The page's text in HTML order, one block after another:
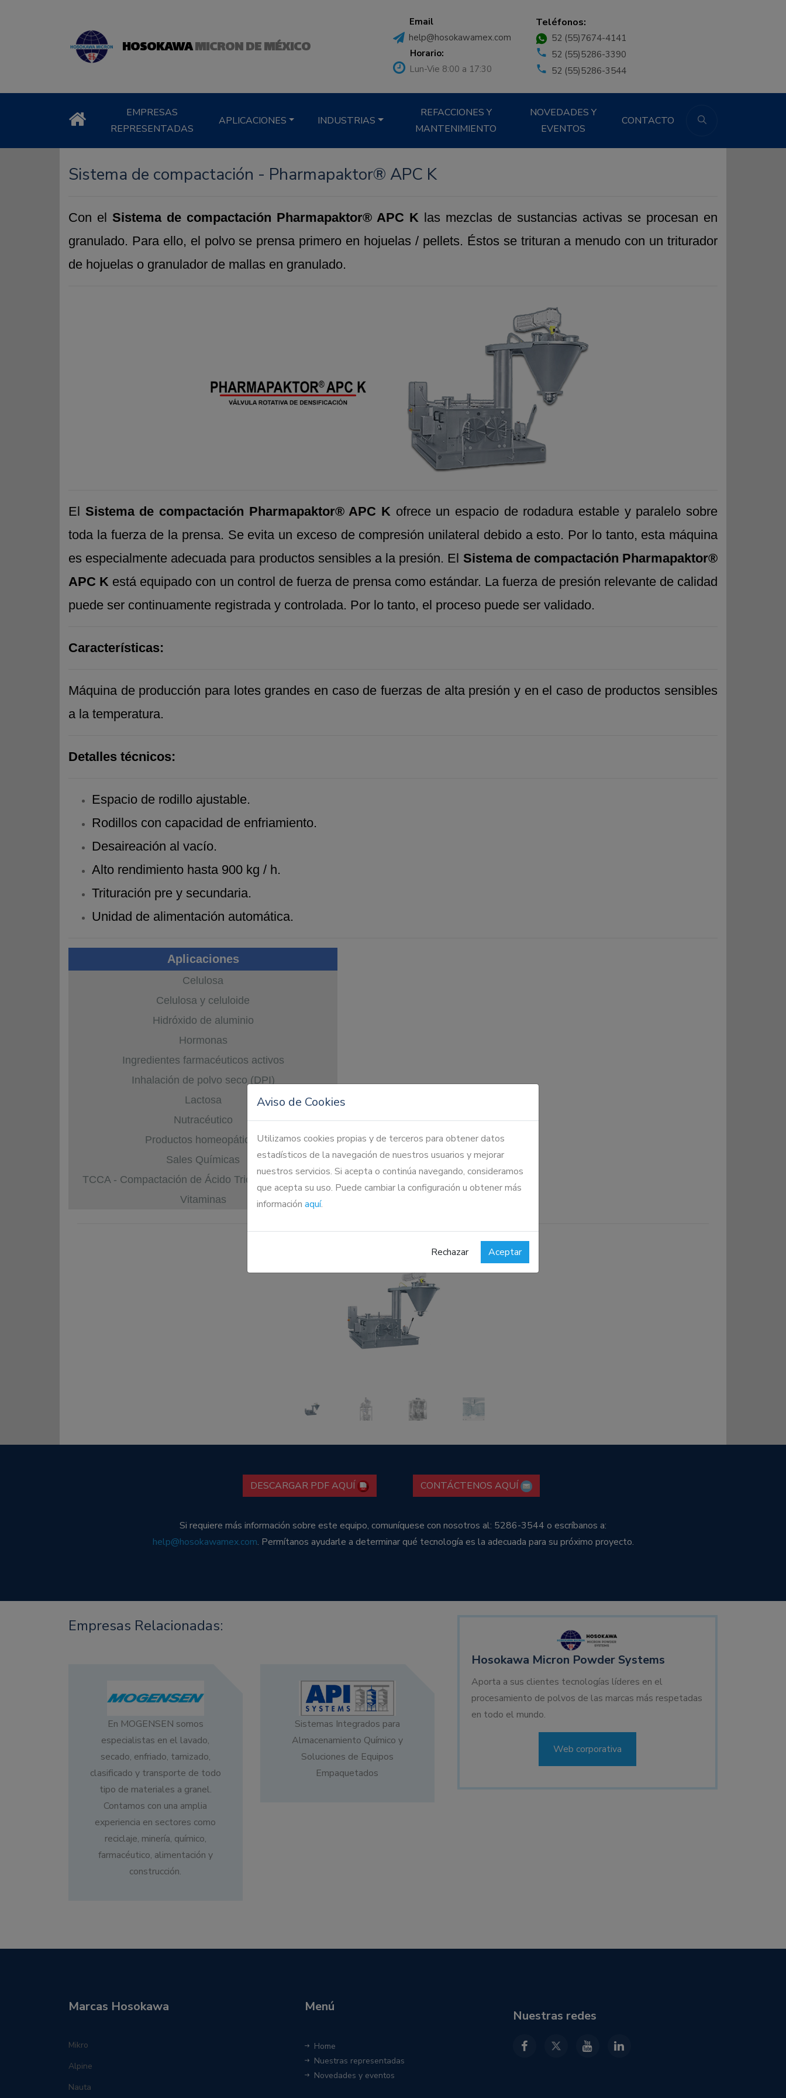
Aviso de Cookies
Utilizamos cookies propias y de terceros para obtener datos
estadísticos de la navegación de nuestros usuarios y mejorar
nuestros servicios. Si acepta o continúa navegando, consideramos
que acepta su uso. Puede cambiar la configuración u obtener más
información aquí.
Rechazar Aceptar
HOSOKAWAMICRON DE MÉXICO
Email
help@hosokawamex.com
Horario:
Lun-Vie 8:00 a 17:30
Teléfonos:
52 (55)7674-4141
52 (55)5286-3390
52 (55)5286-3544
EMPRESAS
REPRESENTADAS
APLICACIONES INDUSTRIAS
REFACCIONES Y
MANTENIMIENTO
NOVEDADES Y
EVENTOS
CONTACTO
Sistema de compactación - Pharmapaktor® APC K
Con el Sistema de compactación Pharmapaktor® APC K las mezclas de sustancias activas se procesan en
granulado. Para ello, el polvo se prensa primero en hojuelas / pellets. Éstos se trituran a menudo con un triturador
de hojuelas o granulador de mallas en granulado.
El Sistema de compactación Pharmapaktor® APC K ofrece un espacio de rodadura estable y paralelo sobre
toda la fuerza de la prensa. Se evita un exceso de compresión unilateral debido a esto. Por lo tanto, esta máquina
es especialmente adecuada para productos sensibles a la presión. El Sistema de compactación Pharmapaktor®
APC K está equipado con un control de fuerza de prensa como estándar. La fuerza de presión relevante de calidad
puede ser continuamente registrada y controlada. Por lo tanto, el proceso puede ser validado.
Características:
Máquina de producción para lotes grandes en caso de fuerzas de alta presión y en el caso de productos sensibles
a la temperatura.
Detalles técnicos:
Espacio de rodillo ajustable.
Rodillos con capacidad de enfriamiento.
Desaireación al vacío.
Alto rendimiento hasta 900 kg / h.
Trituración pre y secundaria.
Unidad de alimentación automática.
Aplicaciones
Celulosa
Celulosa y celuloide
Hidróxido de aluminio
Hormonas
Ingredientes farmacéuticos activos
Inhalación de polvo seco (DPI)
Lactosa
Nutracéutico
Productos homeopáticos
Sales Químicas
TCCA - Compactación de Ácido Tricloroisocianúrico
Vitaminas
DESCARGAR PDF AQUÍ CONTÁCTENOS AQUÍ
Si requiere más información sobre este equipo, comuníquese con nosotros al: 5286-3544 o escríbanos a:
help@hosokawamex.com. Permítanos ayudarle a determinar qué tecnología es la adecuada para su próximo proyecto.
Hosokawa Micron Powder Systems
Aporta a sus clientes tecnologías líderes en el
procesamiento de polvos de las marcas más respetadas
en todo el mundo.
Web corporativa
Empresas Relacionadas:
En MOGENSEN somos
especialistas en el lavado,
secado, enfriado, tamizado,
clasificado y transporte de todo
tipo de materiales a granel.
Contamos con una amplia
experiencia en sectores como
reciclaje, minería, químico,
farmacéutico, alimentación y
construcción.
Sistemas Integrados para
Almacenamiento Químico y
Soluciones de Equipos
Empaquetados
Marcas Hosokawa
Mikro
Alpine
Nauta
Menú
Home
Nuestras representadas
Novedades y eventos
Nuestras redes